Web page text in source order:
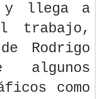
y llega a
trabajo,
Rodrigo
algunos
como